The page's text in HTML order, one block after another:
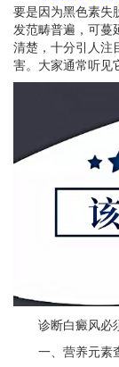
要是因为黑色素失
发范畴普遍，可蔓
清楚，十分引人注
害。大家通常听见
诊断白癜风必
一、营养元素